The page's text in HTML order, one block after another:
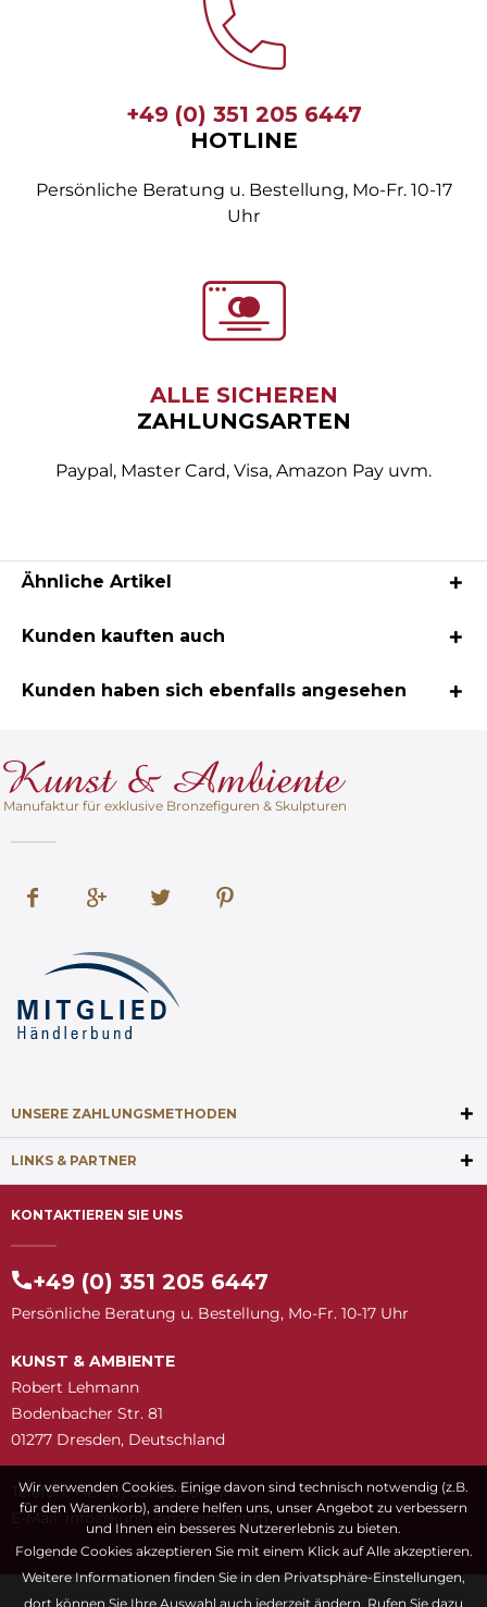
+49 (0) 351 205 6447
HOTLINE
Persönliche Beratung u. Bestellung, Mo-Fr. 10-17
Uhr
ALLE SICHEREN
ZAHLUNGSARTEN
Paypal, Master Card, Visa, Amazon Pay uvm.
Ähnliche Artikel
Kunden kauften auch
Kunden haben sich ebenfalls angesehen
Manufaktur für exklusive Bronzefiguren & Skulpturen
UNSERE ZAHLUNGSMETHODEN
LINKS & PARTNER
KONTAKTIEREN SIE UNS
+49 (0) 351 205 6447
Persönliche Beratung u. Bestellung, Mo-Fr. 10-17 Uhr
KUNST & AMBIENTE
Robert Lehmann
Bodenbacher Str. 81
01277 Dresden, Deutschland
Telefon: +49 (0) 351 205 6447
E-Mail:
moc.etneibma-t
snuk@ofni
Wir verwenden Cookies. Einige davon sind technisch notwendig (z.B.
für den Warenkorb), andere helfen uns, unser Angebot zu verbessern
und Ihnen ein besseres Nutzererlebnis zu bieten.
Folgende Cookies akzeptieren Sie mit einem Klick auf Alle akzeptieren.
Weitere Informationen finden Sie in den Privatsphäre-Einstellungen,
dort können Sie Ihre Auswahl auch jederzeit ändern. Rufen Sie dazu